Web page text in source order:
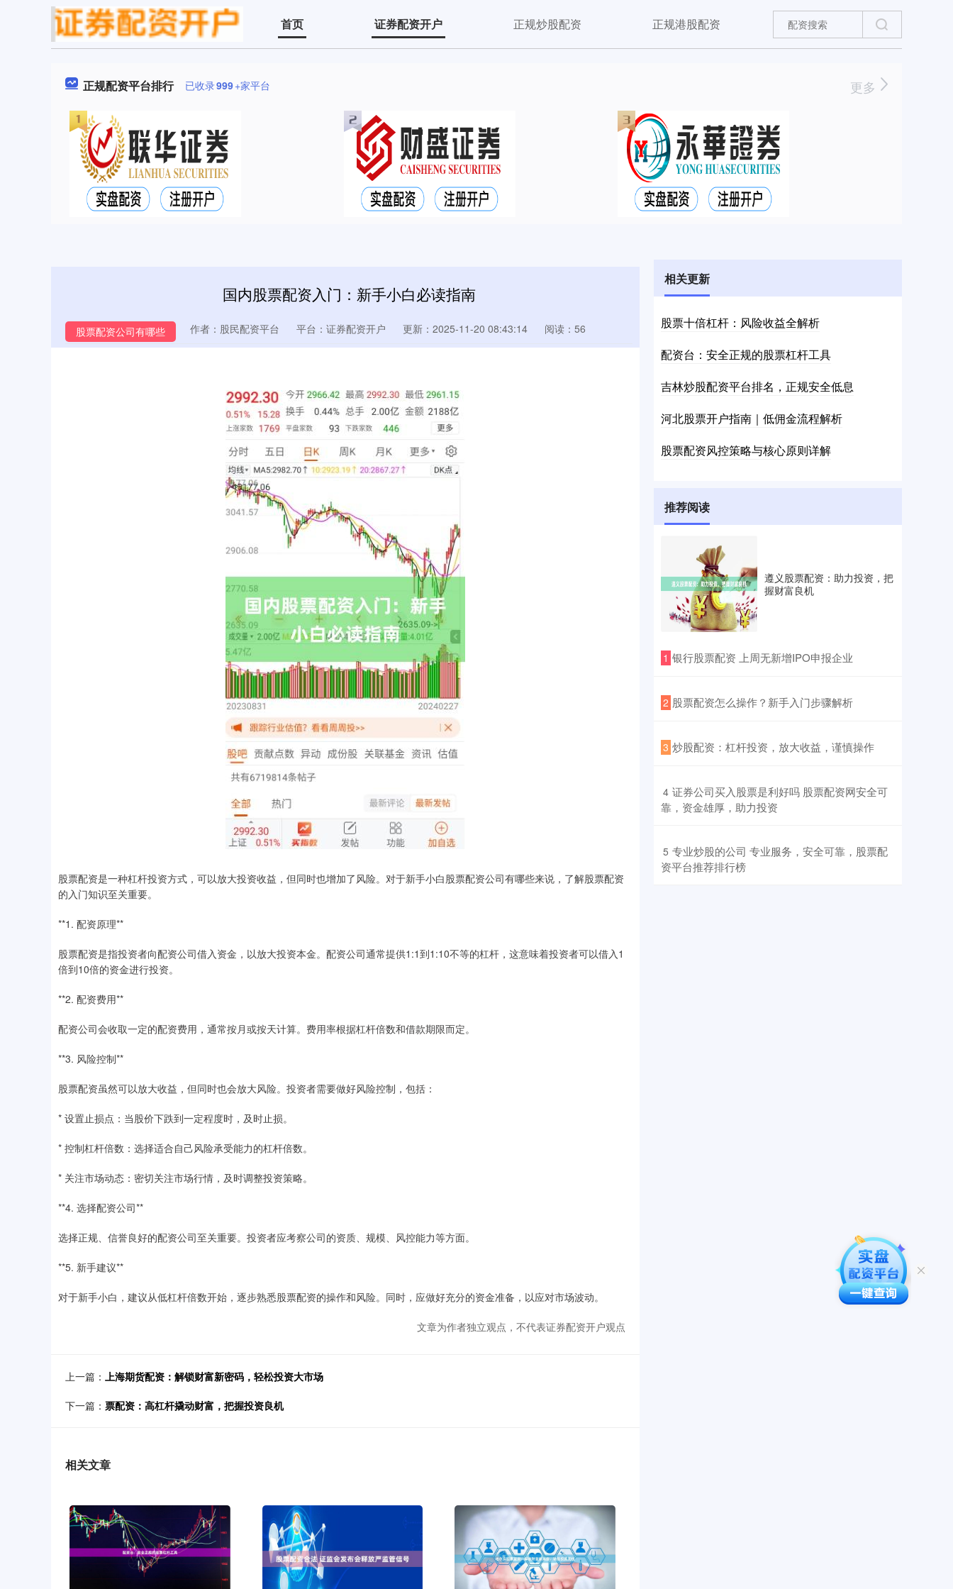
首页 证券配资开户 正规炒股配资 正规港股配资
正规配资平台排行 已收录999+家平台 更多
国内股票配资入门：新手小白必读指南
股票配资公司有哪些 作者：股民配资平台 平台：证券配资开户 更新：2025-11-20 08:43:14 阅读：56
股票配资是一种杠杆投资方式，可以放大投资收益，但同时也增加了风险。对于新手小白股票配资公司有哪些来说，了解股票配资
的入门知识至关重要。
**1. 配资原理**
股票配资是指投资者向配资公司借入资金，以放大投资本金。配资公司通常提供1:1到1:10不等的杠杆，这意味着投资者可以借入1
倍到10倍的资金进行投资。
**2. 配资费用**
配资公司会收取一定的配资费用，通常按月或按天计算。费用率根据杠杆倍数和借款期限而定。
**3. 风险控制**
股票配资虽然可以放大收益，但同时也会放大风险。投资者需要做好风险控制，包括：
* 设置止损点：当股价下跌到一定程度时，及时止损。
* 控制杠杆倍数：选择适合自己风险承受能力的杠杆倍数。
* 关注市场动态：密切关注市场行情，及时调整投资策略。
**4. 选择配资公司**
选择正规、信誉良好的配资公司至关重要。投资者应考察公司的资质、规模、风控能力等方面。
**5. 新手建议**
对于新手小白，建议从低杠杆倍数开始，逐步熟悉股票配资的操作和风险。同时，应做好充分的资金准备，以应对市场波动。
文章为作者独立观点，不代表证券配资开户观点
上一篇： 上海期货配资：解锁财富新密码，轻松投资大市场
下一篇： 票配资：高杠杆撬动财富，把握投资良机
相关文章
相关更新
股票十倍杠杆：风险收益全解析
配资台：安全正规的股票杠杆工具
吉林炒股配资平台排名，正规安全低息
河北股票开户指南｜低佣金流程解析
股票配资风控策略与核心原则详解
推荐阅读
遵义股票配资：助力投资，把
握财富良机
1 ​银行股票配资 上周无新增IPO申报企业
2 ​股票配资怎么操作？新手入门步骤解析
3 ​炒股配资：杠杆投资，放大收益，谨慎操作
4 ​证券公司买入股票是利好吗 股票配资网安全可
靠，资金雄厚，助力投资
5 ​专业炒股的公司 专业服务，安全可靠，股票配
资平台推荐排行榜